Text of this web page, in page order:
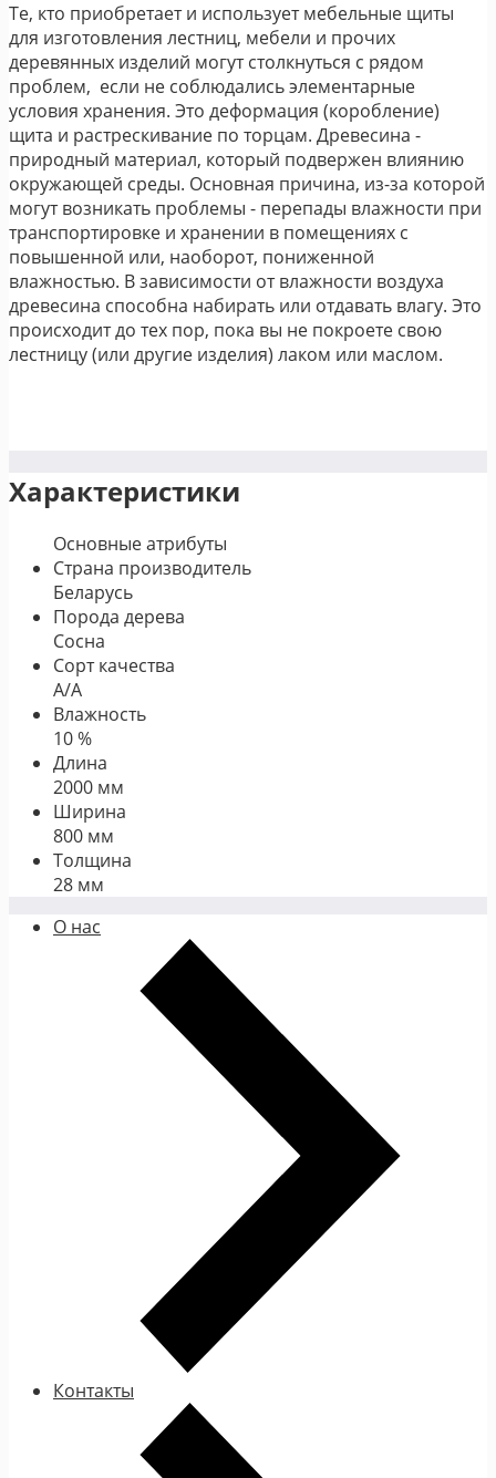
Те, кто приобретает и использует мебельные щиты
для изготовления лестниц, мебели и прочих
деревянных изделий могут столкнуться с рядом
проблем, если не соблюдались элементарные
условия хранения. Это деформация (коробление)
щита и растрескивание по торцам. Древесина -
природный материал, который подвержен влиянию
окружающей среды. Основная причина, из-за которой
могут возникать проблемы - перепады влажности при
транспортировке и хранении в помещениях с
повышенной или, наоборот, пониженной
влажностью. В зависимости от влажности воздуха
древесина способна набирать или отдавать влагу. Это
происходит до тех пор, пока вы не покроете свою
лестницу (или другие изделия) лаком или маслом.
Характеристики
Основные атрибуты
Страна производитель
Беларусь
Порода дерева
Сосна
Сорт качества
А/А
Влажность
10 %
Длина
2000 мм
Ширина
800 мм
Толщина
28 мм
О нас
Контакты